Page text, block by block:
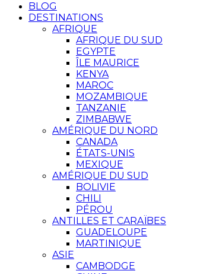
BLOG
DESTINATIONS
AFRIQUE
AFRIQUE DU SUD
EGYPTE
ÎLE MAURICE
KENYA
MAROC
MOZAMBIQUE
TANZANIE
ZIMBABWE
AMÉRIQUE DU NORD
CANADA
ÉTATS-UNIS
MEXIQUE
AMÉRIQUE DU SUD
BOLIVIE
CHILI
PÉROU
ANTILLES ET CARAÏBES
GUADELOUPE
MARTINIQUE
ASIE
CAMBODGE